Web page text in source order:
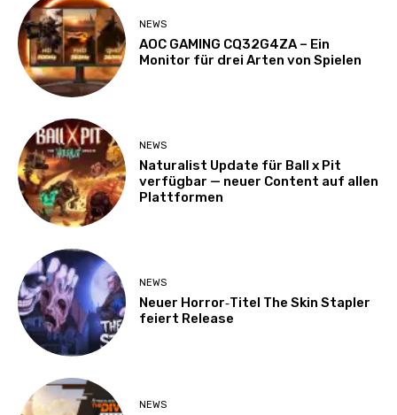
NEWS
AOC GAMING CQ32G4ZA – Ein
Monitor für drei Arten von Spielen
NEWS
Naturalist Update für Ball x Pit
verfügbar — neuer Content auf allen
Plattformen
NEWS
Neuer Horror‑Titel The Skin Stapler
feiert Release
NEWS